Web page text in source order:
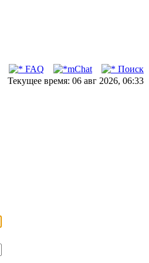
FAQ mChat
Поиск
Текущее время: 06 авг 2026, 06:33